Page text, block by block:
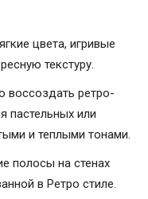
цвета, игривые
текстуру.
ретро-
или
и теплыми тонами.
полосы на стенах
в Ретро стиле.